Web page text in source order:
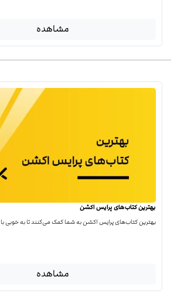
مشاهده
بهترین کتاب‌‌های پرایس اکشن
بهترین کتاب‌‌های پرایس اکشن به شما کمک می‌کنند تا به خوبی با
مشاهده